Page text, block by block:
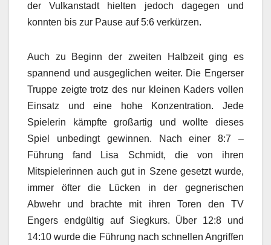
der Vulkanstadt hielten jedoch dagegen und
konnten bis zur Pause auf 5:6 verkürzen.
Auch zu Beginn der zweiten Halbzeit ging es
spannend und ausgeglichen weiter. Die Engerser
Truppe zeigte trotz des nur kleinen Kaders vollen
Einsatz und eine hohe Konzentration. Jede
Spielerin kämpfte großartig und wollte dieses
Spiel unbedingt gewinnen. Nach einer 8:7 –
Führung fand Lisa Schmidt, die von ihren
Mitspielerinnen auch gut in Szene gesetzt wurde,
immer öfter die Lücken in der gegnerischen
Abwehr und brachte mit ihren Toren den TV
Engers endgültig auf Siegkurs. Über 12:8 und
14:10 wurde die Führung nach schnellen Angriffen